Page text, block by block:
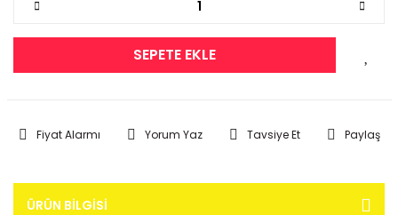
SEPETE EKLE
Fiyat Alarmı Yorum Yaz Tavsiye Et Paylaş
ÜRÜN BILGISI